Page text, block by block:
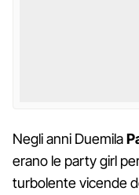
Negli anni Duemila
erano le party girl
turbolente vicende